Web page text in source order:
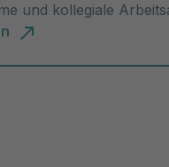
und kollegiale